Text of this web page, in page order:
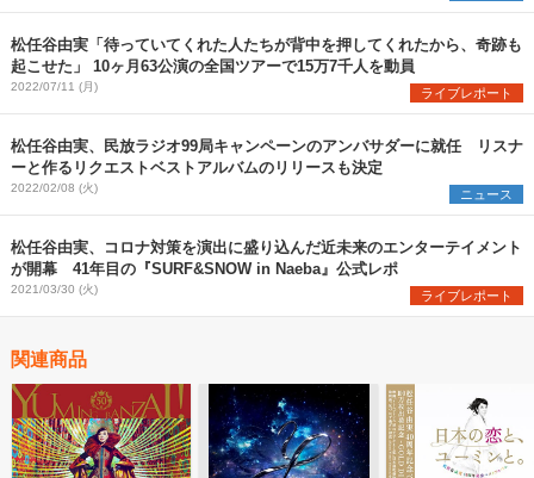
松任谷由実「待っていてくれた人たちが背中を押してくれたから、奇跡も
起こせた」 10ヶ月63公演の全国ツアーで15万7千人を動員
2022/07/11 (月) ライブレポート
松任谷由実、民放ラジオ99局キャンペーンのアンバサダーに就任 リスナ
ーと作るリクエストベストアルバムのリリースも決定
2022/02/08 (火) ニュース
松任谷由実、コロナ対策を演出に盛り込んだ近未来のエンターテイメント
が開幕 41年目の『SURF&SNOW in Naeba』公式レポ
2021/03/30 (火) ライブレポート
関連商品